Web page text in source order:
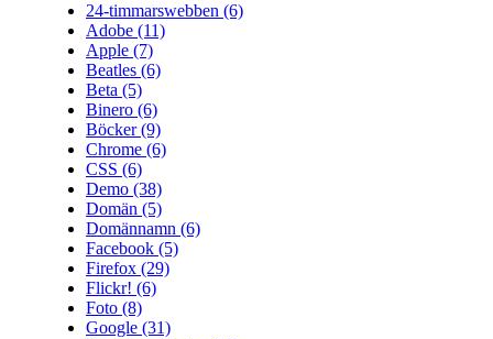
24-timmarswebben (6)
Adobe (11)
Apple (7)
Beatles (6)
Beta (5)
Binero (6)
Böcker(9)
Chrome (6)
CSS (6)
Demo (38)
Domän (5)
Domännamn (6)
Facebook (5)
Firefox (29)
Flickr! (6)
Foto (8)
Google (31)